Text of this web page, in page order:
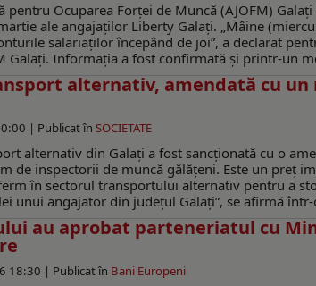
pentru Ocuparea Forței de Muncă (AJOFM)
ale angajaților Liberty Galați. „Mâine
salariaților începând de joi”, a declarat
Galați. Informația a fost confirmată și printr-un
alternativ, amendată cu
| Publicat în SOCIETATE
alternativ din Galați a fost sancționată cu o
de inspectorii de muncă gălățeni. Este un preț
în sectorul transportului alternativ pentru a
unui angajator din județul Galați”, se afirmă
au aprobat parteneriatul cu
18:30 | Publicat în Bani Europeni